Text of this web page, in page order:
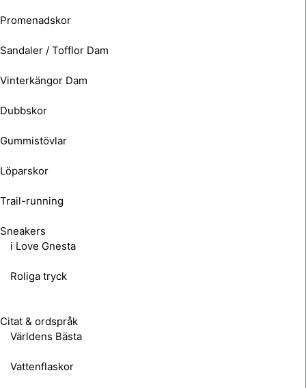
Promenadskor
Sandaler / Tofflor Dam
Vinterkängor Dam
Dubbskor
Gummistövlar
Löparskor
Trail-running
Sneakers
i Love Gnesta
Roliga tryck
Citat & ordspråk
Världens Bästa
Vattenflaskor